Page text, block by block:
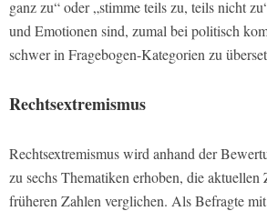
ganz zu“ oder „stimme teils zu, teils nicht
und Emotionen sind, zumal bei politisch
schwer in Fragebogen-Kategorien zu
Rechtsextremismus
Rechtsextremismus wird anhand der
zu sechs Thematiken erhoben, die
früheren Zahlen verglichen. Als Befragte